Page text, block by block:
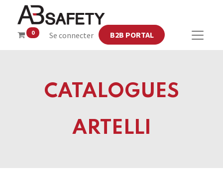
0 Se connecter B2B PORTAL
CATALOGUES
ARTELLI